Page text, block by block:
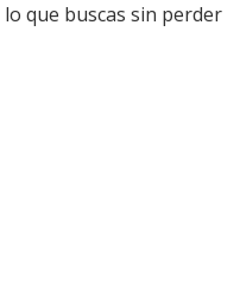
que buscas sin perder